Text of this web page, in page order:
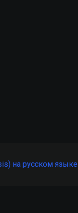
на русском языке